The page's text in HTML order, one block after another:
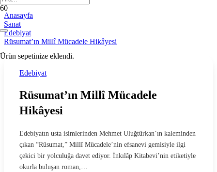
Ürün sepetinize eklendi.
Anasayfa
Sanat
Edebiyat
Rüsumat’ın Millî Mücadele Hikâyesi
Edebiyat
Rüsumat’ın Millî Mücadele
Hikâyesi
Edebiyatın usta isimlerinden Mehmet Uluğtürkan’ın kaleminden
çıkan “Rüsumat,” Millî Mücadele’nin efsanevi gemisiyle ilgi
çekici bir yolculuğa davet ediyor. İnkılâp Kitabevi’nin etiketiyle
okurla buluşan roman,…